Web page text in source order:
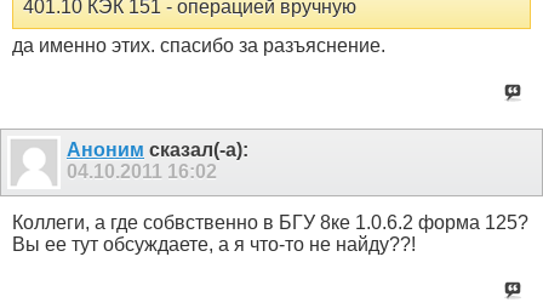
401.10 КЭК 151 - операцией вручную
да именно этих. спасибо за разъяснение.
Аноним сказал(-а):
04.10.2011 16:02
Коллеги, а где собвственно в БГУ 8ке 1.0.6.2 форма 125?
Вы ее тут обсуждаете, а я что-то не найду??!